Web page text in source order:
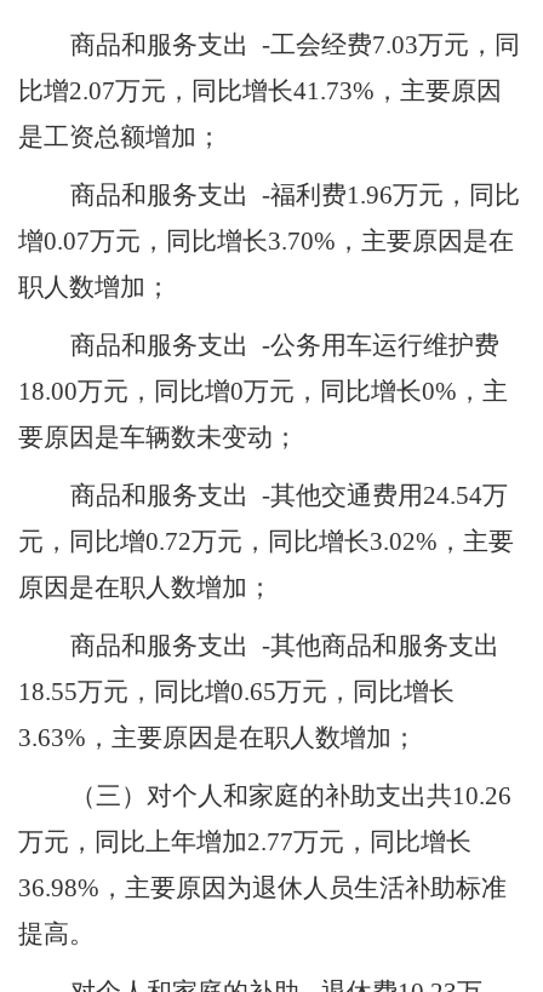
商品和服务支出 -工会经费7.03万元，同
比增2.07万元，同比增长41.73%，主要原因
是工资总额增加 ；
商品和服务支出 -福利费1.96万元，同比
增0.07万元，同比增长3.70%，主要原因是在
职人数增加 ；
商品和服务支出 -公务用车运行维护费
18.00万元，同比增0万元，同比增长0%，主
要原因是车辆数未变动 ；
商品和服务支出 -其他交通费用24.54万
元，同比增0.72万元，同比增长3.02%，主要
原因是在职人数增加 ；
商品和服务支出 -其他商品和服务支出
18.55万元，同比增0.65万元，同比增长
3.63%，主要原因是在职人数增加 ；
（三） 对个人和家庭的补助支出共10.26
万元，同比上年增加2.77万元，同比增长
36.98%，主要原因为退休人员生活补助标准
提高。